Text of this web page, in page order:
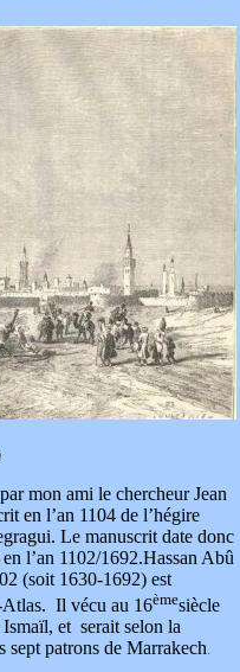
mon ami le chercheur Jean
en l’an 1104 de l’hégire
Le manuscrit date donc
l’an 1102/1692.Hassan Abû
(soit 1630-1692) est
Atlas. Il vécu au 16èmesiècle
et serait selon la
sept patrons de Marrakech